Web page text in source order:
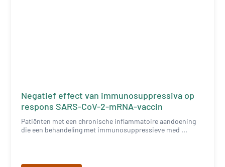
Negatief effect van immunosuppressiva op
respons SARS-CoV-2-mRNA-vaccin
Patiënten met een chronische inflammatoire aandoening
die een behandeling met immunosuppressieve med ...